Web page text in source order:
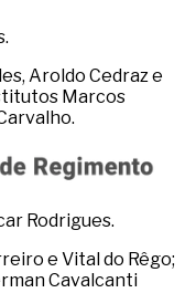
Aroldo Cedraz e
Marcos
Rodrigues.
e Vital do Rêgo;
Cavalcanti